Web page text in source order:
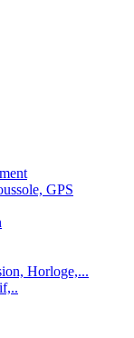
GPS
Horloge,...